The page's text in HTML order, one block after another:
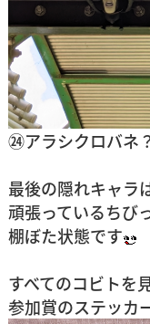
㉔アラシクロバネ
最後の隠れキャラ
頑張っているちび
棚ぼた状態です
すべてのコビトを
参加賞のステッカ